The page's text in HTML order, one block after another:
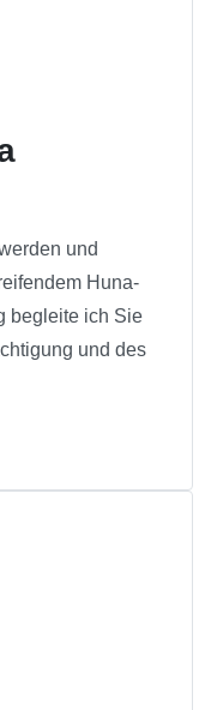
und
Huna-
begleite ich Sie
und des